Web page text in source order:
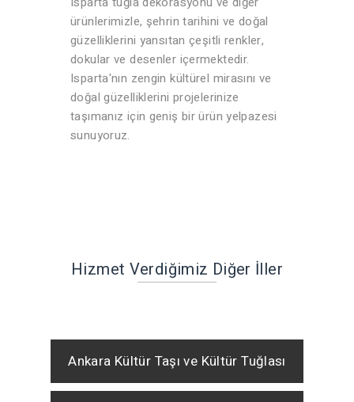
ürünlerimizle, şehrin tarihini ve doğal
güzelliklerini yansıtan çeşitli renkler,
dokular ve desenler içermektedir.
Isparta'nın zengin kültürel mirasını ve
doğal güzelliklerini projelerinize
taşımanız için geniş bir ürün yelpazesi
sunuyoruz.
Hizmet Verdiğimiz Diğer İller
Ankara Kültür Taşı ve Kültür Tuğlası